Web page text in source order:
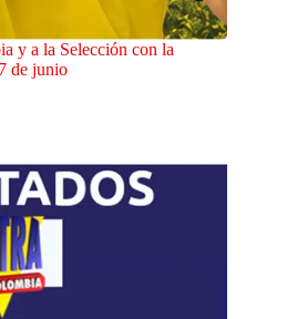
y a la Selección con la
de junio